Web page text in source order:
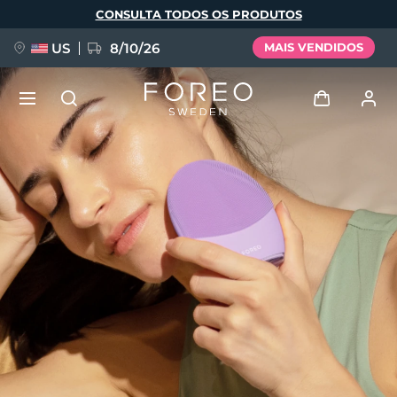
principal
CONSULTA TODOS OS PRODUTOS
US 8/10/26 MAIS VENDIDOS
Perfil de usuário
Meus aparelhos
Meus pedidos
Meus endereços
As minhas subscrições
NOVIDADE
FAQ™ Pure Beauty-Tech Elixir
BREAKING NEWS
issa™ Teeth Whitening Set
Idioma
English Deutsch
Español
Français
Italiano
Português
Svenska
Русский
Türkçe
简体中文 繁體中文